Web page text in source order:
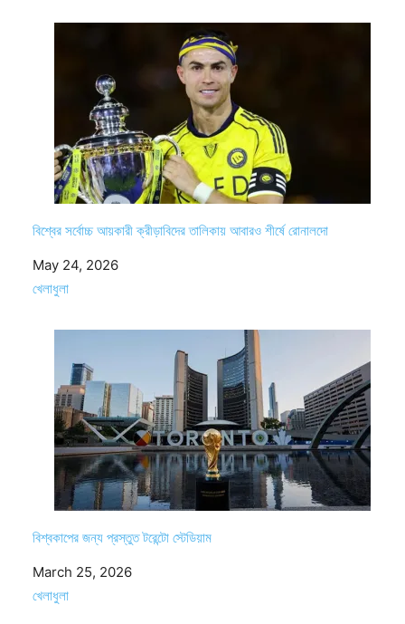
বিশ্বের সর্বোচ্চ আয়কারী ক্রীড়াবিদের তালিকায় আবারও শীর্ষে রোনালদো
Date
May 24, 2026
In relation to
খেলাধুলা
বিশ্বকাপের জন্য প্রস্তুত টরেন্টো স্টেডিয়াম
Date
March 25, 2026
In relation to
খেলাধুলা